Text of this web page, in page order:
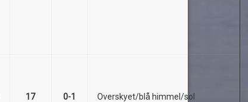
17 0-1 Overskyet/blå himmel/sol